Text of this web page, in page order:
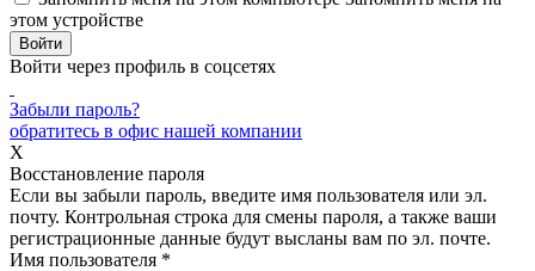
этом устройстве
Войти через профиль в соцсетях
Забыли пароль?
обратитесь в офис нашей компании
X
Восстановление пароля
Если вы забыли пароль, введите имя пользователя или эл.
почту. Контрольная строка для смены пароля, а также ваши
регистрационные данные будут высланы вам по эл. почте.
Имя пользователя *